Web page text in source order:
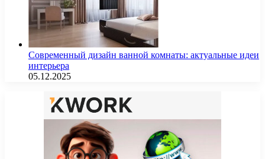
Современный дизайн ванной комнаты: актуальные идеи
интерьера
05.12.2025